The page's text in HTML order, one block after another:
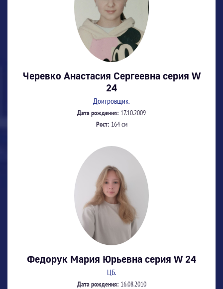
Черевко Анастасия Сергеевна серия W
24
Доигровщик.
Дата рождения: 17.10.2009
Рост: 164 см
Федорук Мария Юрьевна серия W 24
ЦБ.
Дата рождения: 16.08.2010